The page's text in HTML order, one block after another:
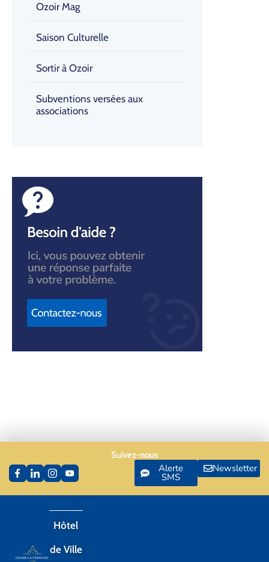
Ozoir Mag
Saison Culturelle
Sortir à Ozoir
Subventions versées aux
associations
Hôtel
de Ville
Suivez-nous
Alerte
SMS
Newsletter